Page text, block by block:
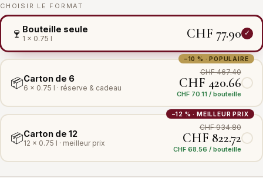
CHOISIR LE FORMAT
🍷 Bouteille seule
1 × 0.75 l CHF 77.90
−10 % · POPULAIRE
📦Carton de 6
6 × 0.75 l · réserve & cadeau
CHF 467.40
CHF 420.66
CHF 70.11 / bouteille
−12 % · MEILLEUR PRIX
📦Carton de 12
12 × 0.75 l · meilleur prix
CHF 934.80
CHF 822.72
CHF 68.56 / bouteille